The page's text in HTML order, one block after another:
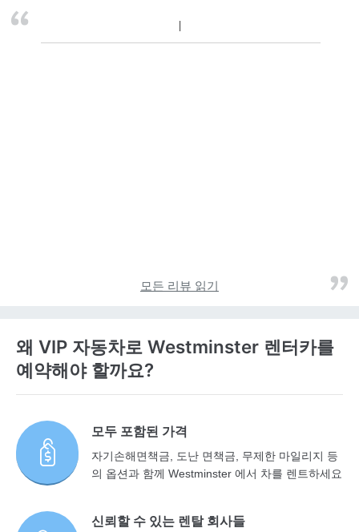
모든 리뷰 읽기
왜 VIP 자동차로 Westminster 렌터카를
예약해야 할까요?
모두 포함된 가격
자기손해면책금, 도난 면책금, 무제한 마일리지 등
의 옵션과 함께 Westminster 에서 차를 렌트하세요
신뢰할 수 있는 렌탈 회사들